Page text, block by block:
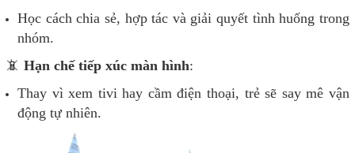
Học cách chia sẻ, hợp tác và giải quyết tình huống trong
nhóm.
📵 Hạn chế tiếp xúc màn hình:
Thay vì xem tivi hay cầm điện thoại, trẻ sẽ say mê vận
động tự nhiên.